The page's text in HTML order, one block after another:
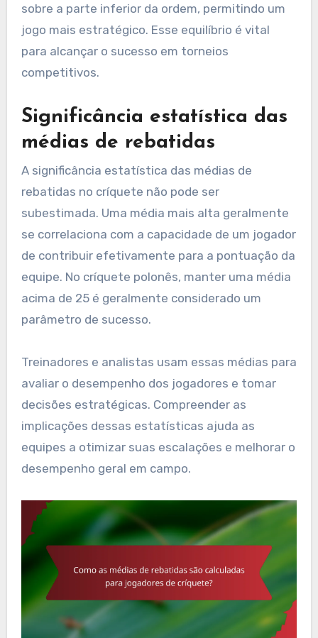
sobre a parte inferior da ordem, permitindo um
jogo mais estratégico. Esse equilíbrio é vital
para alcançar o sucesso em torneios
competitivos.
Significância estatística das
médias de rebatidas
A significância estatística das médias de
rebatidas no críquete não pode ser
subestimada. Uma média mais alta geralmente
se correlaciona com a capacidade de um jogador
de contribuir efetivamente para a pontuação da
equipe. No críquete polonês, manter uma média
acima de 25 é geralmente considerado um
parâmetro de sucesso.
Treinadores e analistas usam essas médias para
avaliar o desempenho dos jogadores e tomar
decisões estratégicas. Compreender as
implicações dessas estatísticas ajuda as
equipes a otimizar suas escalações e melhorar o
desempenho geral em campo.